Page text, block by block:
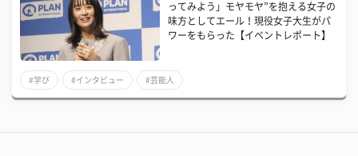
ってみよう」モヤモヤ”を抱える女子の
味方としてエール！現役女子大生がパ
ワーをもらった【イベントレポート】
#学び #インタビュー #芸能人